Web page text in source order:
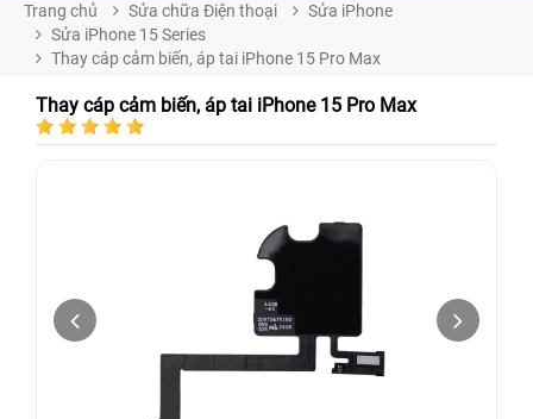
Trang chủ Sửa chữa Điện thoại
Sửa iPhone
Sửa iPhone 15 Series
Thay cáp cảm biến, áp tai iPhone 15 Pro Max
Thay cáp cảm biến, áp tai iPhone 15 Pro Max